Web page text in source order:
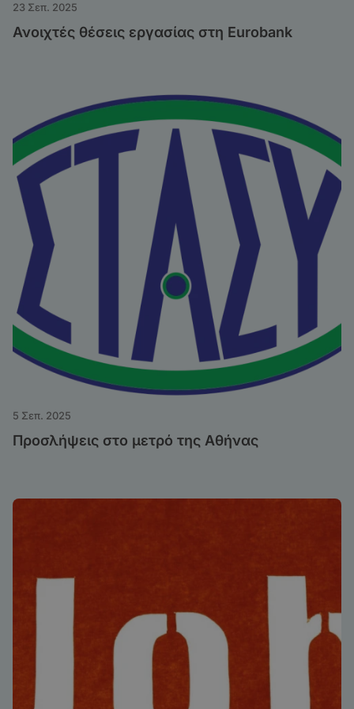
23 Σεπ. 2025
Ανοιχτές θέσεις εργασίας στη Eurobank
5 Σεπ. 2025
Προσλήψεις στο μετρό της Αθήνας